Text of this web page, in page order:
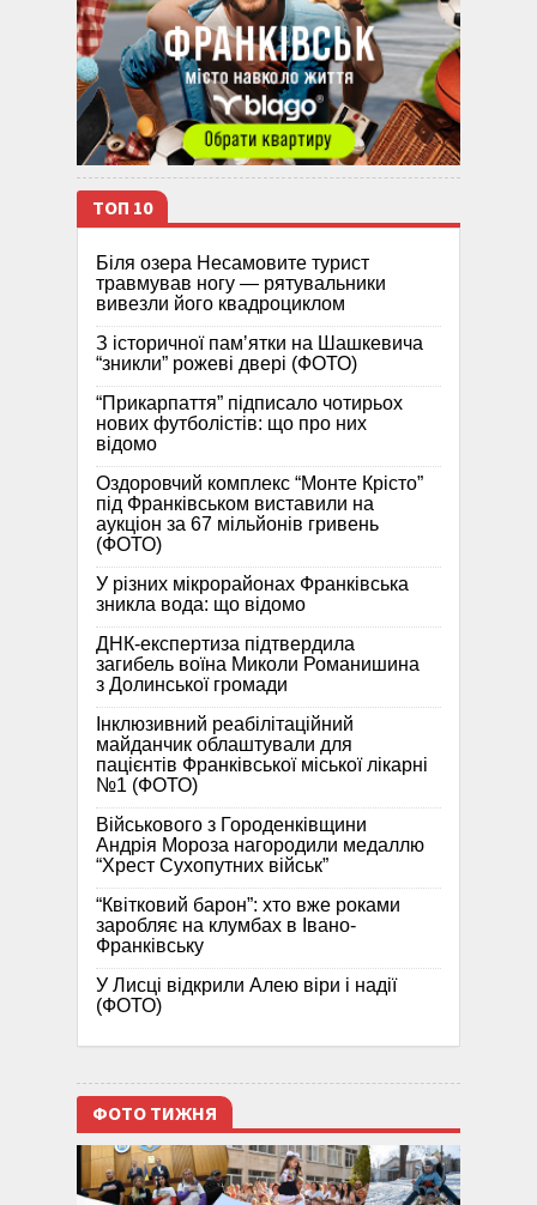
ТОП 10
Біля озера Несамовите турист
травмував ногу — рятувальники
вивезли його квадроциклом
З історичної памʼятки на Шашкевича
“зникли” рожеві двері (ФОТО)
“Прикарпаття” підписало чотирьох
нових футболістів: що про них
відомо
Оздоровчий комплекс “Монте Крісто”
під Франківськом виставили на
аукціон за 67 мільйонів гривень
(ФОТО)
У різних мікрорайонах Франківська
зникла вода: що відомо
ДНК-експертиза підтвердила
загибель воїна Миколи Романишина
з Долинської громади
Інклюзивний реабілітаційний
майданчик облаштували для
пацієнтів Франківської міської лікарні
№1 (ФОТО)
Військового з Городенківщини
Андрія Мороза нагородили медаллю
“Хрест Сухопутних військ”
“Квітковий барон”: хто вже роками
заробляє на клумбах в Івано-
Франківську
У Лисці відкрили Алею віри і надії
(ФОТО)
ФОТО ТИЖНЯ